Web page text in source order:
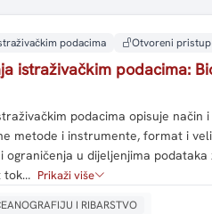
podacima Otvoreni pristup
istraživačkim podacima:
podacima opisuje način
metode i instrumente, format i
ograničenja u dijeljenjima podataka
tok… Prikaži više
I RIBARSTVO